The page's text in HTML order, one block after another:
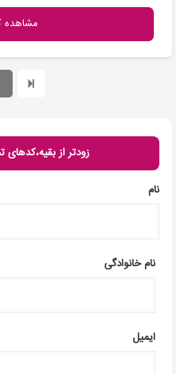
مشاهده
زودتر از
نام
نام خانوادگی
ایمیل